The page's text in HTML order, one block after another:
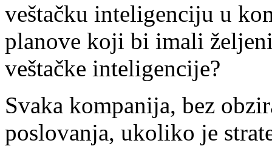
veštačku inteligenciju u
planove koji bi imali
veštačke inteligencije?
Svaka kompanija, bez
poslovanja, ukoliko je